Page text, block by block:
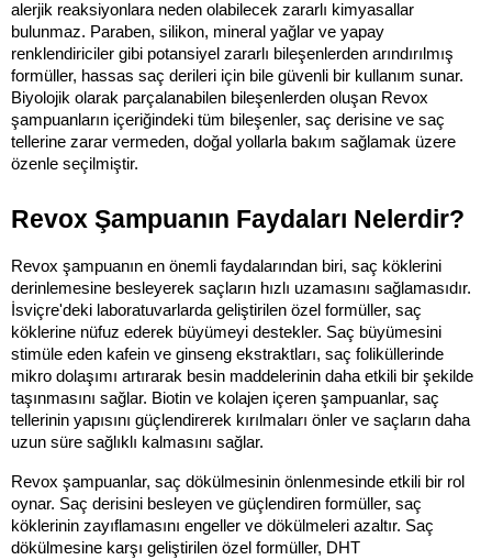
alerjik reaksiyonlara neden olabilecek zararlı kimyasallar
bulunmaz. Paraben, silikon, mineral yağlar ve yapay
renklendiriciler gibi potansiyel zararlı bileşenlerden arındırılmış
formüller, hassas saç derileri için bile güvenli bir kullanım sunar.
Biyolojik olarak parçalanabilen bileşenlerden oluşan Revox
şampuanların içeriğindeki tüm bileşenler, saç derisine ve saç
tellerine zarar vermeden, doğal yollarla bakım sağlamak üzere
özenle seçilmiştir.
Revox Şampuanın Faydaları Nelerdir?
Revox şampuanın en önemli faydalarından biri, saç köklerini
derinlemesine besleyerek saçların hızlı uzamasını sağlamasıdır.
İsviçre'deki laboratuvarlarda geliştirilen özel formüller, saç
köklerine nüfuz ederek büyümeyi destekler. Saç büyümesini
stimüle eden kafein ve ginseng ekstraktları, saç foliküllerinde
mikro dolaşımı artırarak besin maddelerinin daha etkili bir şekilde
taşınmasını sağlar. Biotin ve kolajen içeren şampuanlar, saç
tellerinin yapısını güçlendirerek kırılmaları önler ve saçların daha
uzun süre sağlıklı kalmasını sağlar.
Revox şampuanlar, saç dökülmesinin önlenmesinde etkili bir rol
oynar. Saç derisini besleyen ve güçlendiren formüller, saç
köklerinin zayıflamasını engeller ve dökülmeleri azaltır. Saç
dökülmesine karşı geliştirilen özel formüller, DHT